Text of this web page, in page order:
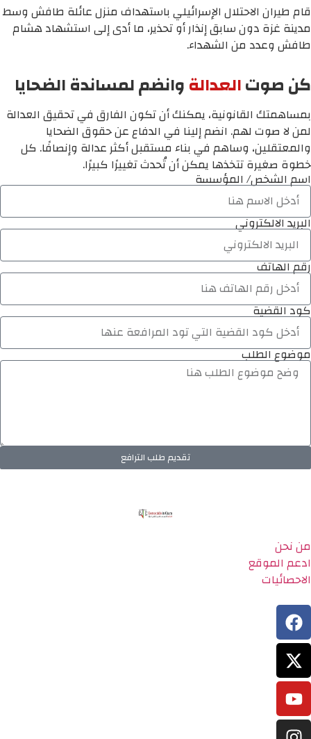
قام طيران الاحتلال الإسرائيلي باستهداف منزل عائلة طافش وسط
مدينة غزة دون سابق إنذار أو تحذير، ما أدى إلى استشهاد هشام
طافش وعدد من الشهداء.
كن صوتالعدالةوانضم لمساندة الضحايا
بمساهمتك القانونية، يمكنك أن تكون الفارق في تحقيق العدالة
لمن لا صوت لهم. انضم إلينا في الدفاع عن حقوق الضحايا
والمعتقلين، وساهم في بناء مستقبل أكثر عدالة وإنصافًا. كل
خطوة صغيرة تتخذها يمكن أن تُحدث تغييرًا كبيرًا.
اسم الشخص/ المؤسسة
البريد الالكتروني
رقم الهاتف
كود القضية
موضوع الطلب
تقديم طلب الترافع
من نحن
ادعم الموقع
الاحصائيات